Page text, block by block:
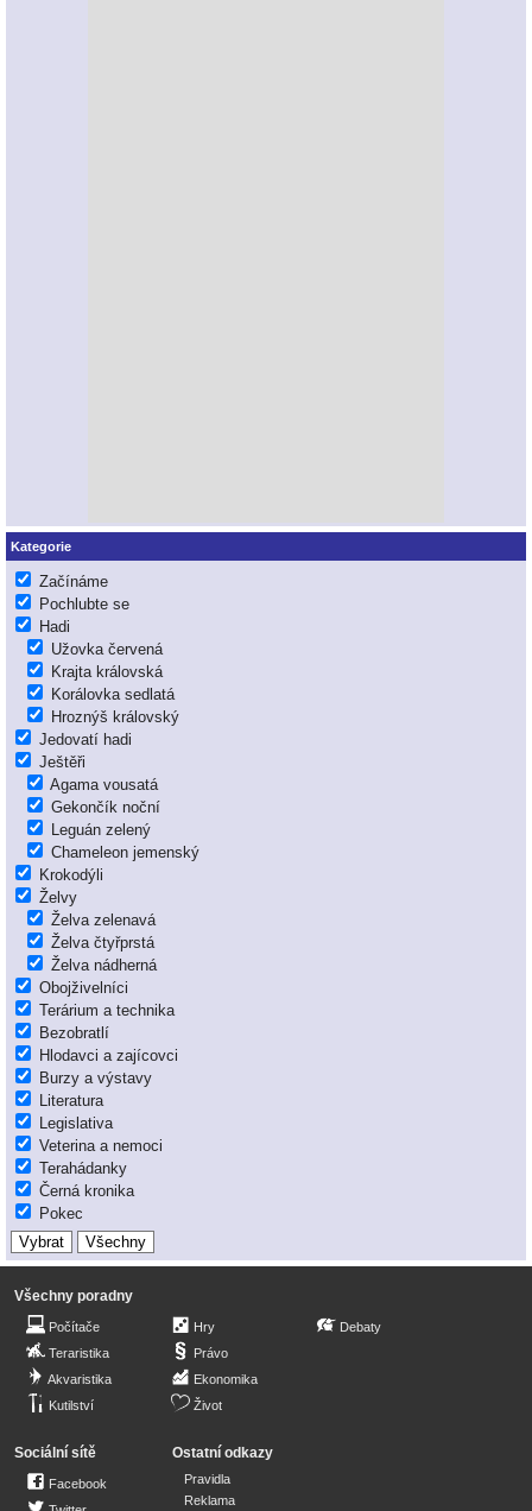
Kategorie
Začínáme
Pochlubte se
Hadi
Užovka červená
Krajta královská
Korálovka sedlatá
Hroznýš královský
Jedovatí hadi
Ještěři
Agama vousatá
Gekončík noční
Leguán zelený
Chameleon jemenský
Krokodýli
Želvy
Želva zelenavá
Želva čtyřprstá
Želva nádherná
Obojživelníci
Terárium a technika
Bezobratlí
Hlodavci a zajícovci
Burzy a výstavy
Literatura
Legislativa
Veterina a nemoci
Terahádanky
Černá kronika
Pokec
Všechny poradny
Počítače
Teraristika
Akvaristika
Kutilství
Hry
Právo
Ekonomika
Život
Debaty
Sociální sítě
Facebook
Ostatní odkazy
Pravidla
Reklama